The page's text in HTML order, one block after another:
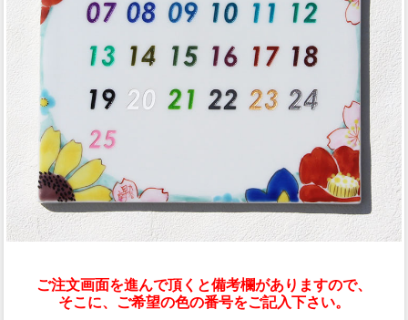
ご注文画面を進んで頂くと備考欄がありますので、
そこに、ご希望の色の番号をご記入下さい。